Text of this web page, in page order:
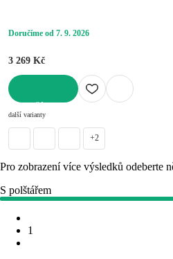
Doručíme od 7. 9. 2026
3 269 Kč
další varianty
+2
Pro zobrazení více výsledků odeberte
S polštářem
1